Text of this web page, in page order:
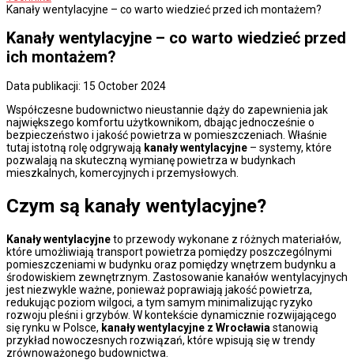
Kanały wentylacyjne – co warto wiedzieć przed ich montażem?
Kanały wentylacyjne – co warto wiedzieć przed
ich montażem?
Data publikacji: 15 October 2024
Współczesne budownictwo nieustannie dąży do zapewnienia jak
największego komfortu użytkownikom, dbając jednocześnie o
bezpieczeństwo i jakość powietrza w pomieszczeniach. Właśnie
tutaj istotną rolę odgrywają kanały wentylacyjne – systemy, które
pozwalają na skuteczną wymianę powietrza w budynkach
mieszkalnych, komercyjnych i przemysłowych.
Czym są kanały wentylacyjne?
Kanały wentylacyjneto przewody wykonane z różnych materiałów,
które umożliwiają transport powietrza pomiędzy poszczególnymi
pomieszczeniami w budynku oraz pomiędzy wnętrzem budynku a
środowiskiem zewnętrznym. Zastosowanie kanałów wentylacyjnych
jest niezwykle ważne, ponieważ poprawiają jakość powietrza,
redukując poziom wilgoci, a tym samym minimalizując ryzyko
rozwoju pleśni i grzybów. W kontekście dynamicznie rozwijającego
się rynku w Polsce, kanały wentylacyjne z Wrocławia stanowią
przykład nowoczesnych rozwiązań, które wpisują się w trendy
zrównoważonego budownictwa.